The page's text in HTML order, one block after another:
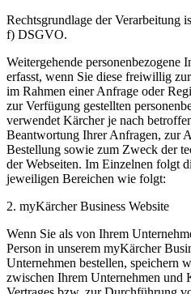
Rechtsgrundlage der Verarbeitung
f) DSGVO.
Weitergehende personenbezogene
erfasst, wenn Sie diese freiwillig
im Rahmen einer Anfrage oder
zur Verfügung gestellten
verwendet Kärcher je nach
Beantwortung Ihrer Anfragen, zur
Bestellung sowie zum Zweck der
der Webseiten. Im Einzelnen folgt
jeweiligen Bereichen wie folgt:
2. myKärcher Business Website
Wenn Sie als von Ihrem
Person in unserem myKärcher
Unternehmen bestellen, speichern
zwischen Ihrem Unternehmen und